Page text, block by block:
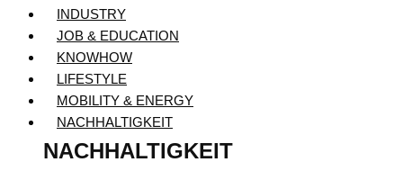
INDUSTRY
JOB & EDUCATION
KNOWHOW
LIFESTYLE
MOBILITY & ENERGY
NACHHALTIGKEIT
NACHHALTIGKEIT